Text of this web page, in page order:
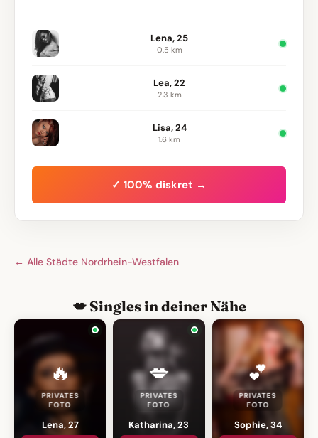
Lena, 25
0.5 km
Lea, 22
2.3 km
Lisa, 24
1.6 km
✓ 100% diskret →
← Alle Städte Nordrhein-Westfalen
💋 Singles in deiner Nähe
🔥
PRIVATES
FOTO
Lena, 27
💋
PRIVATES
FOTO
Katharina, 23
💕
PRIVATES
FOTO
Sophie, 34